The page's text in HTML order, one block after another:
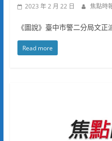
2023 年 2 月 22 日 焦點時
《圖說》臺中市警二分局文正
Read more